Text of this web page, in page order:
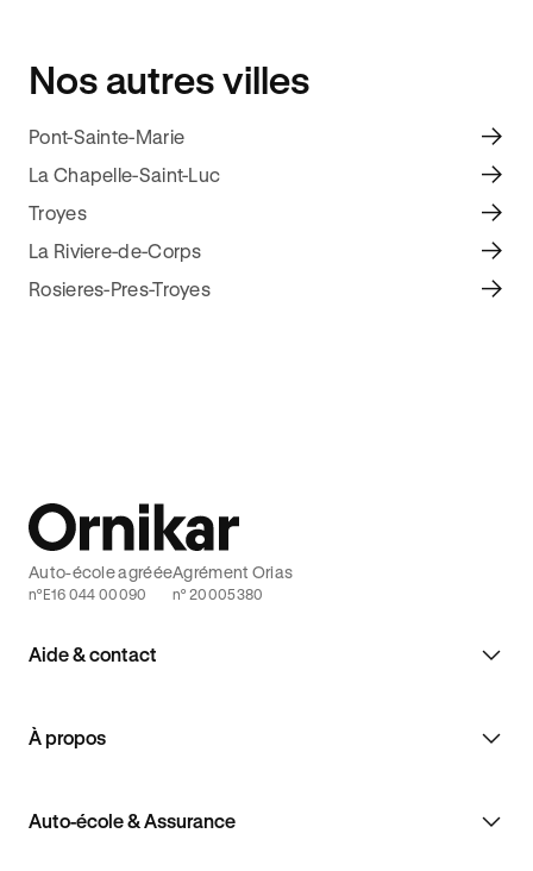
Nos autres villes
Pont-Sainte-Marie
La Chapelle-Saint-Luc
Troyes
La Riviere-de-Corps
Rosieres-Pres-Troyes
Aide & contact
À propos
Auto-école & Assurance
Auto-école agréée
n°E16 044 00090
Agrément Orias
n° 20005380